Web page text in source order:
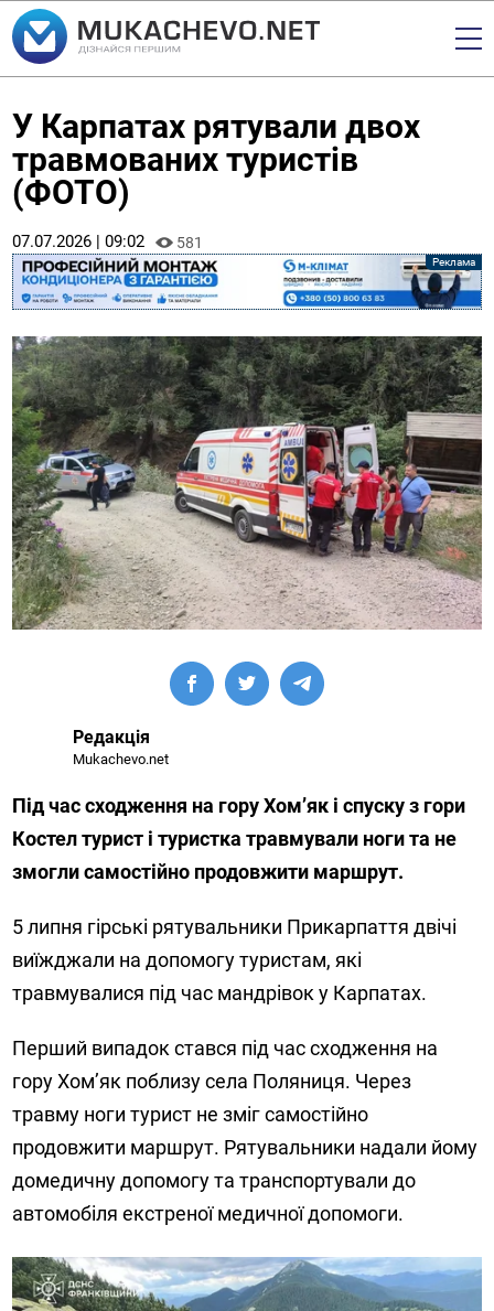
У Карпатах рятували двох
травмованих туристів
(ФОТО)
07.07.2026 | 09:02 581
Редакція
Mukachevo.net
Під час сходження на гору Хом’як і спуску з гори
Костел турист і туристка травмували ноги та не
змогли самостійно продовжити маршрут.
5 липня гірські рятувальники Прикарпаття двічі
виїжджали на допомогу туристам, які
травмувалися під час мандрівок у Карпатах.
Перший випадок стався під час сходження на
гору Хом’як поблизу села Поляниця. Через
травму ноги турист не зміг самостійно
продовжити маршрут. Рятувальники надали йому
домедичну допомогу та транспортували до
автомобіля екстреної медичної допомоги.